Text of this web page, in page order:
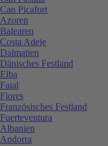
Can Picafort
Azoren
Balearen
Costa Adeje
Dalmatien
Dänisches Festland
Elba
Faial
Flores
Französisches Festland
Fuerteventura
Albanien
Andorra